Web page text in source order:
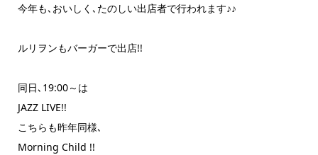
今年も､おいしく､たのしい出店者で行われます♪♪
ルリヲンもバーガーで出店!!
同日､19:00～は
JAZZ LIVE!!
こちらも昨年同様､
Morning Child !!